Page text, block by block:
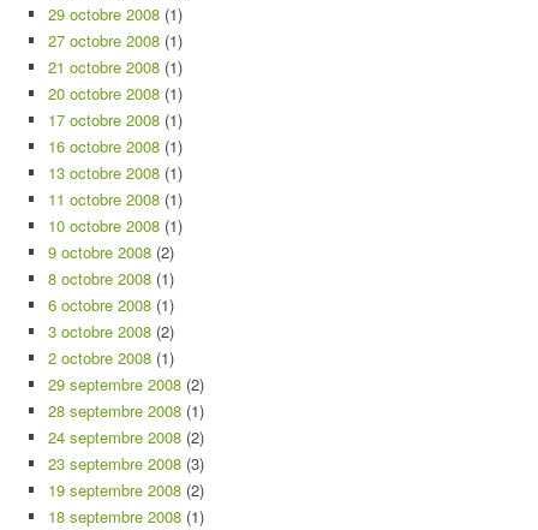
29 octobre 2008 (1)
27 octobre 2008 (1)
21 octobre 2008 (1)
20 octobre 2008 (1)
17 octobre 2008 (1)
16 octobre 2008 (1)
13 octobre 2008 (1)
11 octobre 2008 (1)
10 octobre 2008 (1)
9 octobre 2008 (2)
8 octobre 2008 (1)
6 octobre 2008 (1)
3 octobre 2008 (2)
2 octobre 2008 (1)
29 septembre 2008 (2)
28 septembre 2008 (1)
24 septembre 2008 (2)
23 septembre 2008 (3)
19 septembre 2008 (2)
18 septembre 2008 (1)